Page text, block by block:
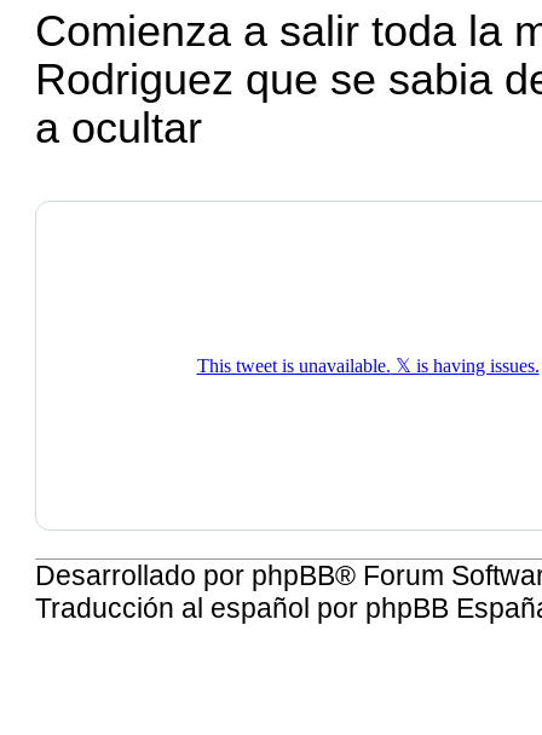
Comienza a salir toda la
Rodriguez que se sabia
a ocultar
Desarrollado por phpBB® Forum
Traducción al español por phpBB